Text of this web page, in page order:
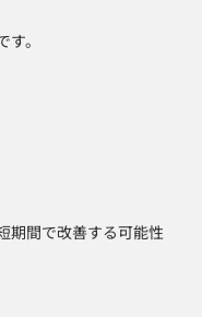
。
期間で改善する可能性